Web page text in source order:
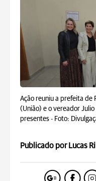
Ação reuniu a prefeita de
(União) e o vereador
presentes - Foto:
Publicado por Lucas